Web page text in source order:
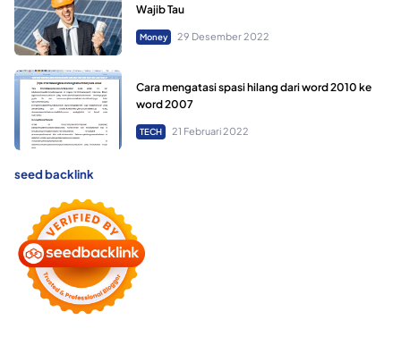
Wajib Tau
Money 29 Desember 2022
Cara mengatasi spasi hilang dari word 2010 ke
word 2007
TECH 21 Februari 2022
seed backlink